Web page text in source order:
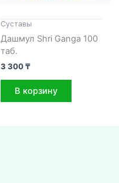
Cуставы
Дашмул Shri Ganga 100
таб.
3 300₸
В корзину